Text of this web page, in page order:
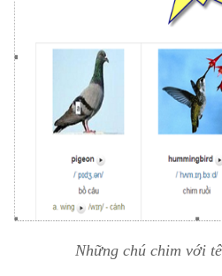
Những chú chim với